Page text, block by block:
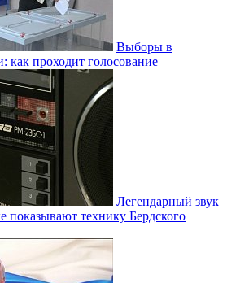
Выборы в
как проходит голосование
Легендарный звук
показывают технику Бердского